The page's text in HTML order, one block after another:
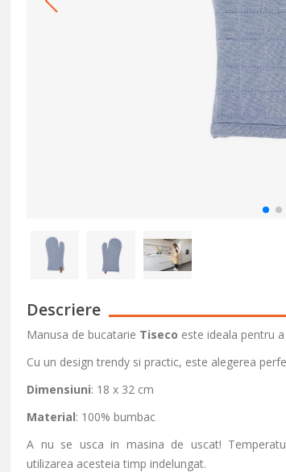
Descriere
Manusa de bucatarie Tiseco este ideala pentru
Cu un design trendy si practic, este alegerea
Dimensiuni: 18 x 32 cm
Material: 100% bumbac
A nu se usca in masina de uscat!
utilizarea acesteia timp indelungat.